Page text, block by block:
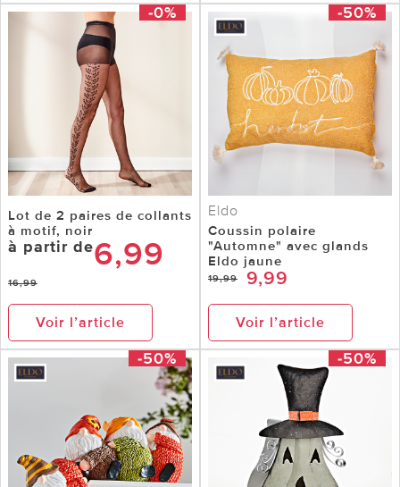
-0%
Lot de 2 paires de collants
à motif, noir
à partir de6,99
16,99
Voir l’article
-50%
Eldo
Coussin polaire
"Automne" avec glands
Eldo jaune
19,99 9,99
Voir l’article
-50% -50%